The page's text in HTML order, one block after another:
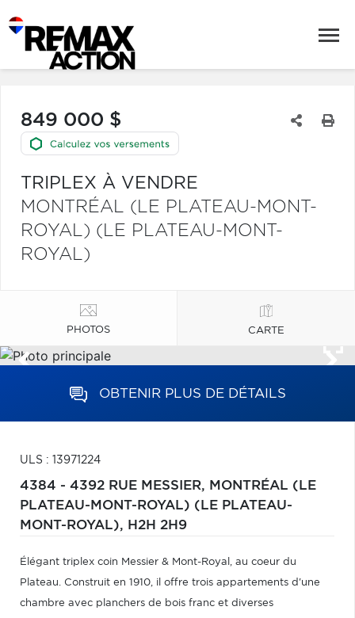
849 000 $
TRIPLEX À VENDRE
MONTRÉAL (LE PLATEAU-MONT-
ROYAL) (LE PLATEAU-MONT-
ROYAL)
PHOTOS CARTE
OBTENIR PLUS DE DÉTAILS
ULS : 13971224
4384 - 4392 RUE MESSIER, MONTRÉAL (LE
PLATEAU-MONT-ROYAL) (LE PLATEAU-
MONT-ROYAL), H2H 2H9
Élégant triplex coin Messier & Mont-Royal, au coeur du
Plateau. Construit en 1910, il offre trois appartements d'une
chambre avec planchers de bois franc et diverses